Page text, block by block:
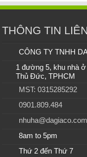
THÔNG TIN
CÔNG TY TNHH
1 đường 5, khu nhà
Thủ Đức, TPHCM
MST: 0315285292
0901.809.484
nhuha@dagiaco.com
8am to 5pm
Thứ 2 đến Thứ 7